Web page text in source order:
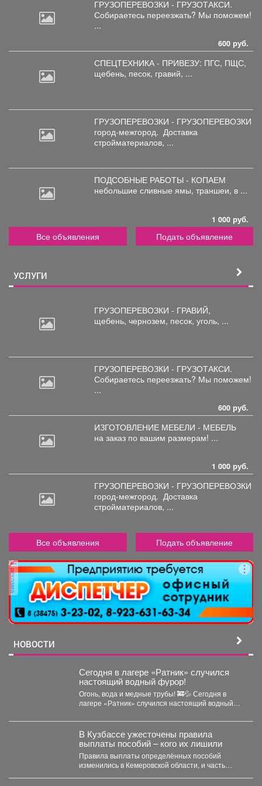
ГРУЗОПЕРЕВОЗКИ - ГРУЗОТАКСИ.
Собираетесь переезжать? Мы поможем!
...
600 руб.
СПЕЦТЕХНИКА - ПРИВЕЗУ: ПГС, ПЩС,
щебень, песок, гравий, ...
ГРУЗОПЕРЕВОЗКИ - ГРУЗОПЕРЕВОЗКИ
город-межгород. Доставка
стройматериалов, ...
ПОДСОБНЫЕ РАБОТЫ - КОПАЕМ
небольшие сливные ямы, траншеи, в ...
1 000 руб.
Все объявления Подать объявление
УСЛУГИ
ГРУЗОПЕРЕВОЗКИ - ГРАВИЙ,
щебень, чернозем, песок, уголь, ...
ГРУЗОПЕРЕВОЗКИ - ГРУЗОТАКСИ.
Собираетесь переезжать? Мы поможем!
...
600 руб.
ИЗГОТОВЛЕНИЕ МЕБЕЛИ - МЕБЕЛЬ
на заказ по вашим размерам! ...
1 000 руб.
ГРУЗОПЕРЕВОЗКИ - ГРУЗОПЕРЕВОЗКИ
город-межгород. Доставка
стройматериалов, ...
Все объявления Подать объявление
реклама
НОВОСТИ
Сегодня в лагере «Ратник» случился
настоящий водный фурор!
Огонь, вода и медные трубы! 🚒💦 Сегодня в
лагере «Ратник» случился настоящий водный
В Кузбассе ужесточены правила
выплаты пособий – кого их лишили
Правила выплаты определённых пособий
изменились в Кемеровской области, и часть